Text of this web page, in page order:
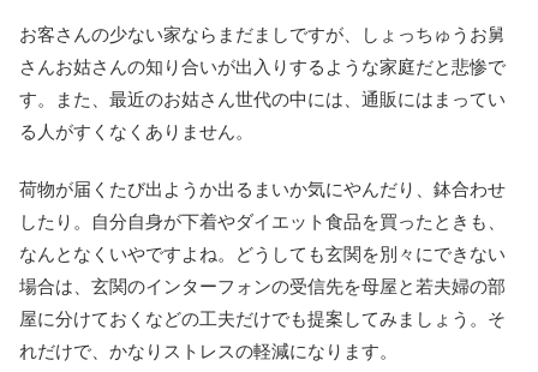
お客さんの少ない家ならまだましですが、しょっちゅうお舅
さんお姑さんの知り合いが出入りするような家庭だと悲惨で
す。また、最近のお姑さん世代の中には、通販にはまってい
る人がすくなくありません。
荷物が届くたび出ようか出るまいか気にやんだり、鉢合わせ
したり。自分自身が下着やダイエット食品を買ったときも、
なんとなくいやですよね。どうしても玄関を別々にできない
場合は、玄関のインターフォンの受信先を母屋と若夫婦の部
屋に分けておくなどの工夫だけでも提案してみましょう。そ
れだけで、かなりストレスの軽減になります。